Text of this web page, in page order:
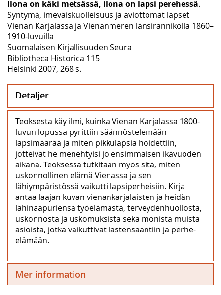
Ilona on käki metsässä, ilona on lapsi perehessä.
Syntymä, imeväiskuolleisuus ja aviottomat lapset
Vienan Karjalassa ja Vienanmeren länsirannikolla 1860–
1910-luvuilla
Suomalaisen Kirjallisuuden Seura
Bibliotheca Historica 115
Helsinki 2007, 268 s.
Detaljer
Teoksesta käy ilmi, kuinka Vienan Karjalassa 1800-
luvun lopussa pyrittiin säännöstelemään
lapsimäärää ja miten pikkulapsia hoidettiin,
jotteivät he menehtyisi jo ensimmäisen ikävuoden
aikana. Teoksessa tutkitaan myös sitä, miten
uskonnollinen elämä Vienassa ja sen
lähiympäristössä vaikutti lapsiperheisiin. Kirja
antaa laajan kuvan vienankarjalaisten ja heidän
lähinaapuriensa työelämästä, terveydenhuollosta,
uskonnosta ja uskomuksista sekä monista muista
asioista, jotka vaikuttivat lastensaantiin ja perhe-
elämään.
Mer information